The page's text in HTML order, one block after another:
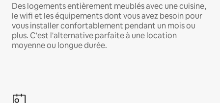
Des logements entièrement meublés avec une cuisine,
le wifi et les équipements dont vous avez besoin pour
vous installer confortablement pendant un mois ou
plus. C'est l'alternative parfaite à une location
moyenne ou longue durée.